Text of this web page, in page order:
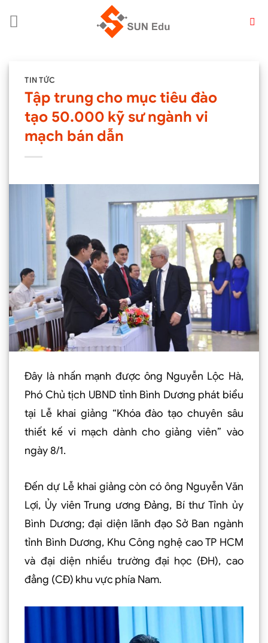
đến
TIN TỨC
Tập trung cho mục tiêu đào
tạo 50.000 kỹ sư ngành vi
mạch bán dẫn
Đây là nhấn mạnh được ông Nguyễn Lộc Hà,
Phó Chủ tịch UBND tỉnh Bình Dương phát biểu
tại Lễ khai giảng “Khóa đào tạo chuyên sâu
thiết kế vi mạch dành cho giảng viên” vào
ngày 8/1.
Đến dự Lễ khai giảng còn có ông Nguyễn Văn
Lợi, Ủy viên Trung ương Đảng, Bí thư Tỉnh ủy
Bình Dương; đại diện lãnh đạo Sở Ban ngành
tỉnh Bình Dương, Khu Công nghệ cao TP HCM
và đại diện nhiều trường đại học (ĐH), cao
đẳng (CĐ) khu vực phía Nam.